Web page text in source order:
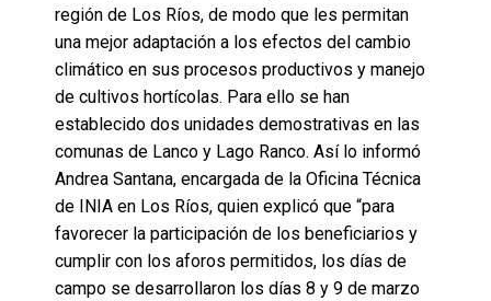
región de Los Ríos, de modo que les permitan
una mejor adaptación a los efectos del cambio
climático en sus procesos productivos y manejo
de cultivos hortícolas. Para ello se han
establecido dos unidades demostrativas en las
comunas de Lanco y Lago Ranco. Así lo informó
Andrea Santana, encargada de la Oficina Técnica
de INIA en Los Ríos, quien explicó que “para
favorecer la participación de los beneficiarios y
cumplir con los aforos permitidos, los días de
campo se desarrollaron los días 8 y 9 de marzo